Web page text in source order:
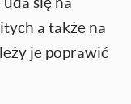
a także na
je poprawić